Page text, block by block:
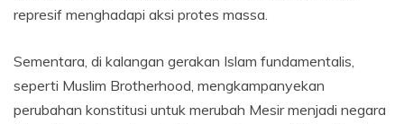
represif menghadapi aksi protes massa.
Sementara, di kalangan gerakan Islam fundamentalis,
seperti Muslim Brotherhood, mengkampanyekan
perubahan konstitusi untuk merubah Mesir menjadi negara